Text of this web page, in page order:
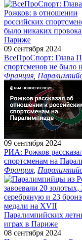
09 сентября 2024
ВсеПроСпорт: Глава
спортсменов не было
Франция
09 сентября 2024
РИА: Рожков
спортсменам на
Франция
08 сентября 2024